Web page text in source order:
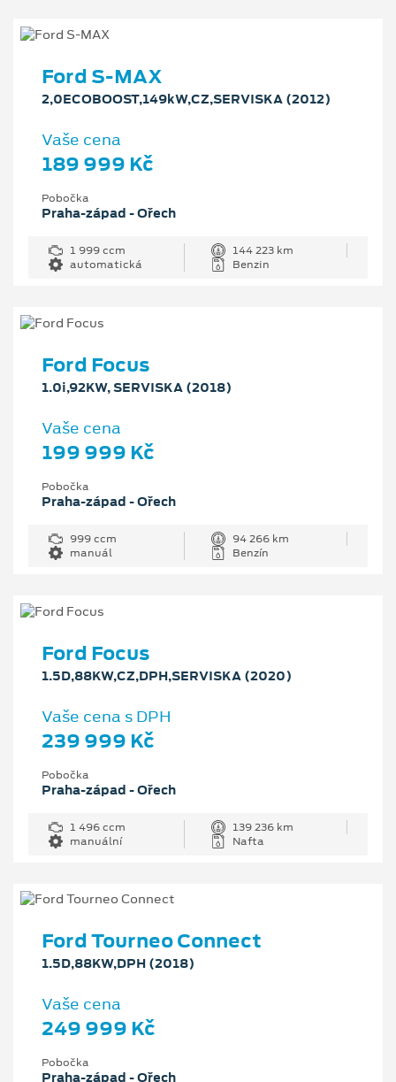
Ford S-MAX
2,0ECOBOOST,149kW,CZ,SERVISKA (2012)
Vaše cena
189 999 Kč
Pobočka
Praha-západ - Ořech
1 999 ccm
144 223 km
automatická
Benzin
Ford Focus
1.0i,92KW, SERVISKA (2018)
Vaše cena
199 999 Kč
Pobočka
Praha-západ - Ořech
999 ccm
94 266 km
manuál
Benzín
Ford Focus
1.5D,88KW,CZ,DPH,SERVISKA (2020)
Vaše cena s DPH
239 999 Kč
Pobočka
Praha-západ - Ořech
1 496 ccm
139 236 km
manuální
Nafta
Ford Tourneo Connect
1.5D,88KW,DPH (2018)
Vaše cena
249 999 Kč
Pobočka
Praha-západ - Ořech